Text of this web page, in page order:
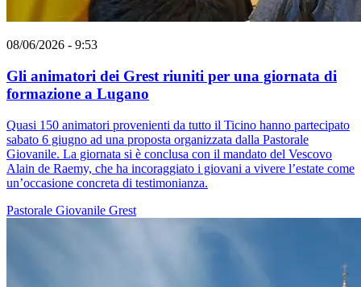
08/06/2026 - 9:53
Gli animatori dei Grest riuniti per una giornata di
formazione a Lugano
Quasi 150 animatori provenienti da tutto il Ticino hanno partecipato
sabato 6 giugno ad una proposta organizzata dalla Pastorale
Giovanile. La giornata si è conclusa con il mandato del Vescovo
Alain de Raemy, che ha incoraggiato i giovani a vivere l’estate come
un’occasione concreta di testimonianza.
Pastorale Giovanile Grest